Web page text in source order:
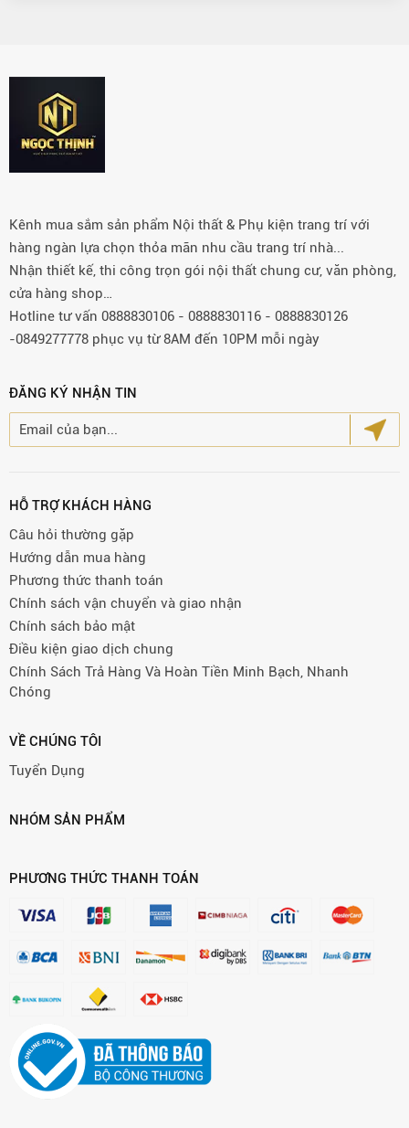
Kênh mua sắm sản phẩm Nội thất & Phụ kiện trang trí với
hàng ngàn lựa chọn thỏa mãn nhu cầu trang trí nhà...
Nhận thiết kế, thi công trọn gói nội thất chung cư, văn phòng,
cửa hàng shop…
Hotline tư vấn 0888830106 - 0888830116 - 0888830126
-0849277778 phục vụ từ 8AM đến 10PM mỗi ngày
ĐĂNG KÝ NHẬN TIN
HỖ TRỢ KHÁCH HÀNG
Câu hỏi thường gặp
Hướng dẫn mua hàng
Phương thức thanh toán
Chính sách vận chuyển và giao nhận
Chính sách bảo mật
Điều kiện giao dịch chung
Chính Sách Trả Hàng Và Hoàn Tiền Minh Bạch, Nhanh
Chóng
VỀ CHÚNG TÔI
Tuyển Dụng
NHÓM SẢN PHẨM
PHƯƠNG THỨC THANH TOÁN